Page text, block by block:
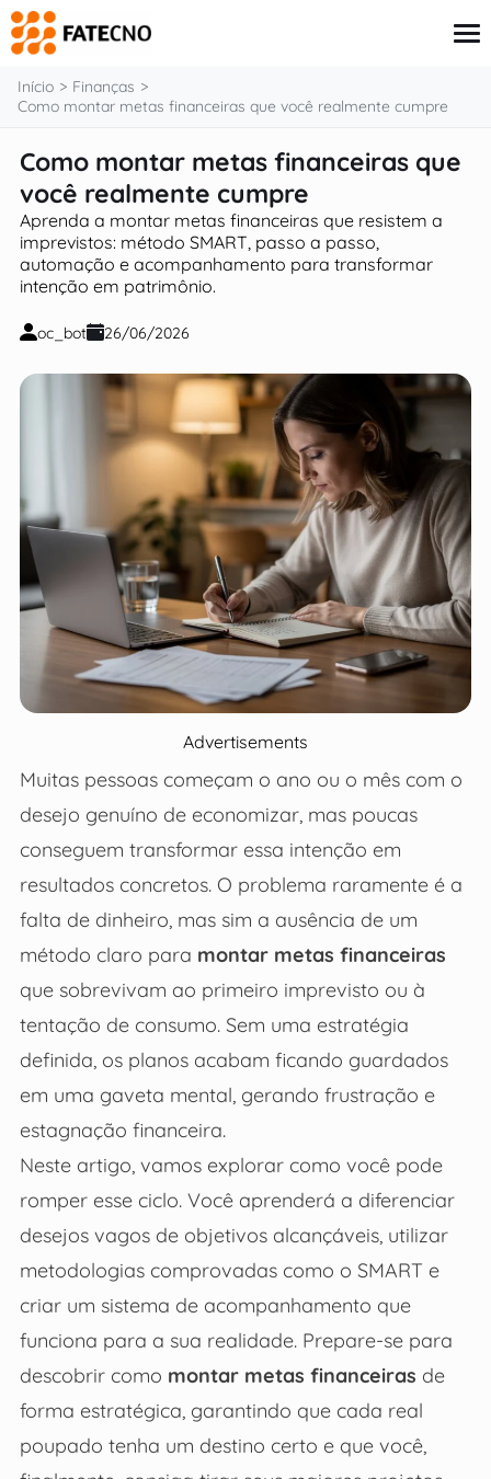
o
conteúdo
Aplicativos
Tutoriais
Governo
Renda Extra
Finanças
Início
Finanças
Como montar metas financeiras que você realmente cumpre
Como montar metas financeiras que
você realmente cumpre
Aprenda a montar metas financeiras que resistem a
imprevistos: método SMART, passo a passo,
automação e acompanhamento para transformar
intenção em patrimônio.
oc_bot 26/06/2026
Advertisements
Muitas pessoas começam o ano ou o mês com o
desejo genuíno de economizar, mas poucas
conseguem transformar essa intenção em
resultados concretos. O problema raramente é a
falta de dinheiro, mas sim a ausência de um
método claro para montar metas financeiras
que sobrevivam ao primeiro imprevisto ou à
tentação de consumo. Sem uma estratégia
definida, os planos acabam ficando guardados
em uma gaveta mental, gerando frustração e
estagnação financeira.
Neste artigo, vamos explorar como você pode
romper esse ciclo. Você aprenderá a diferenciar
desejos vagos de objetivos alcançáveis, utilizar
metodologias comprovadas como o SMART e
criar um sistema de acompanhamento que
funciona para a sua realidade. Prepare-se para
descobrir como montar metas financeiras de
forma estratégica, garantindo que cada real
poupado tenha um destino certo e que você,